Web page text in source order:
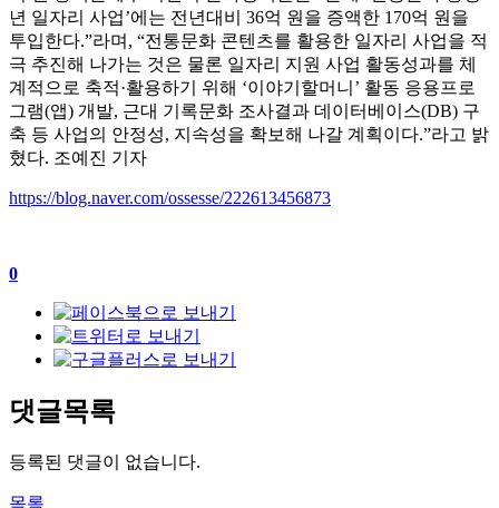
년 일자리 사업’에는 전년대비 36억 원을 증액한 170억 원을
투입한다.”라며 , “전통문화 콘텐츠를 활용한 일자리 사업을 적
극 추진해 나가는 것은 물론 일자리 지원 사업 활동성과를 체
계적으로 축적·활용하기 위해 ‘이야기할머니 ’ 활동 응용프로
그램(앱) 개발, 근대 기록문화 조사결과 데이터베이스(DB) 구
축 등 사업의 안정성, 지속성을 확보해 나갈 계획이다.”라고 밝
혔다. 조예진 기자
https://blog.naver.com/ossesse/222613456873
0
댓글목록
등록된 댓글이 없습니다.
목록